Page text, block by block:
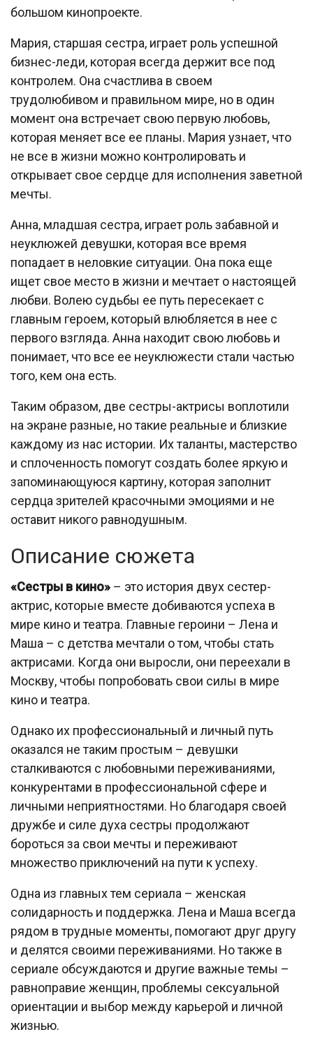
большом кинопроекте.
Мария, старшая сестра, играет роль успешной
бизнес-леди, которая всегда держит все под
контролем. Она счастлива в своем
трудолюбивом и правильном мире, но в один
момент она встречает свою первую любовь,
которая меняет все ее планы. Мария узнает, что
не все в жизни можно контролировать и
открывает свое сердце для исполнения заветной
мечты.
Анна, младшая сестра, играет роль забавной и
неуклюжей девушки, которая все время
попадает в неловкие ситуации. Она пока еще
ищет свое место в жизни и мечтает о настоящей
любви. Волею судьбы ее путь пересекает с
главным героем, который влюбляется в нее с
первого взгляда. Анна находит свою любовь и
понимает, что все ее неуклюжести стали частью
того, кем она есть.
Таким образом, две сестры-актрисы воплотили
на экране разные, но такие реальные и близкие
каждому из нас истории. Их таланты, мастерство
и сплоченность помогут создать более яркую и
запоминающуюся картину, которая заполнит
сердца зрителей красочными эмоциями и не
оставит никого равнодушным.
Описание сюжета
«Сестры в кино» – это история двух сестер-
актрис, которые вместе добиваются успеха в
мире кино и театра. Главные героини – Лена и
Маша – с детства мечтали о том, чтобы стать
актрисами. Когда они выросли, они переехали в
Москву, чтобы попробовать свои силы в мире
кино и театра.
Однако их профессиональный и личный путь
оказался не таким простым – девушки
сталкиваются с любовными переживаниями,
конкурентами в профессиональной сфере и
личными неприятностями. Но благодаря своей
дружбе и силе духа сестры продолжают
бороться за свои мечты и переживают
множество приключений на пути к успеху.
Одна из главных тем сериала – женская
солидарность и поддержка. Лена и Маша всегда
рядом в трудные моменты, помогают друг другу
и делятся своими переживаниями. Но также в
сериале обсуждаются и другие важные темы –
равноправие женщин, проблемы сексуальной
ориентации и выбор между карьерой и личной
жизнью.